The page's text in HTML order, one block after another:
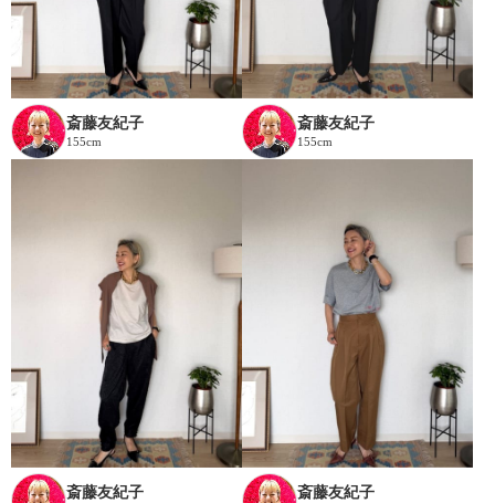
斎藤友紀子
155cm
斎藤友紀子
155cm
斎藤友紀子 斎藤友紀子